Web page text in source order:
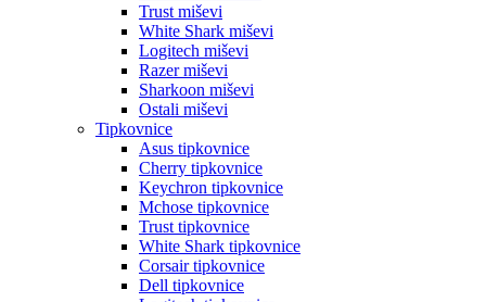
Trust miševi
White Shark miševi
Logitech miševi
Razer miševi
Sharkoon miševi
Ostali miševi
Tipkovnice
Asus tipkovnice
Cherry tipkovnice
Keychron tipkovnice
Mchose tipkovnice
Trust tipkovnice
White Shark tipkovnice
Corsair tipkovnice
Dell tipkovnice